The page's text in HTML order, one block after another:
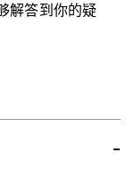
解答到你的疑
-